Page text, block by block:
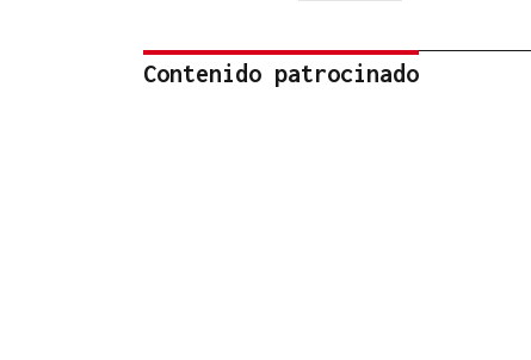
Contenido patrocinado